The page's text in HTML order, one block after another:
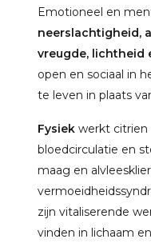
Emotioneel en
neerslachtigheid,
vreugde, lichtheid
open en sociaal in
te leven in plaats
Fysiek werkt citrien
bloedcirculatie en
maag en
zijn vitaliserende
vinden in lichaam